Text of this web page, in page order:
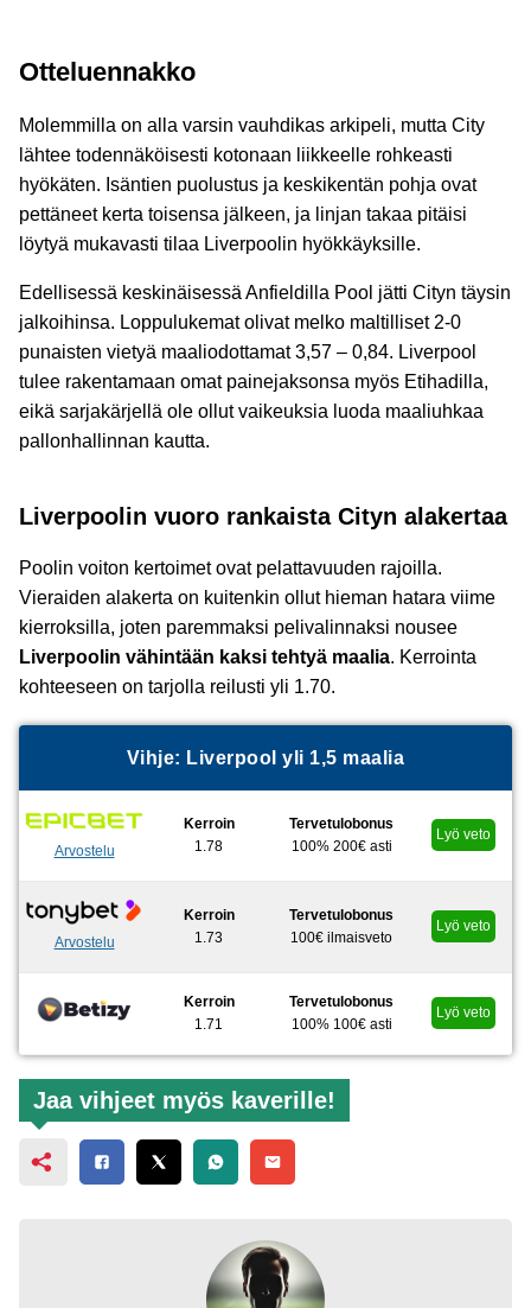
Otteluennakko
Molemmilla on alla varsin vauhdikas arkipeli, mutta City
lähtee todennäköisesti kotonaan liikkeelle rohkeasti
hyökäten. Isäntien puolustus ja keskikentän pohja ovat
pettäneet kerta toisensa jälkeen, ja linjan takaa pitäisi
löytyä mukavasti tilaa Liverpoolin hyökkäyksille.
Edellisessä keskinäisessä Anfieldilla Pool jätti Cityn täysin
jalkoihinsa. Loppulukemat olivat melko maltilliset 2-0
punaisten vietyä maaliodottamat 3,57 – 0,84. Liverpool
tulee rakentamaan omat painejaksonsa myös Etihadilla,
eikä sarjakärjellä ole ollut vaikeuksia luoda maaliuhkaa
pallonhallinnan kautta.
Liverpoolin vuoro rankaista Cityn alakertaa
Poolin voiton kertoimet ovat pelattavuuden rajoilla.
Vieraiden alakerta on kuitenkin ollut hieman hatara viime
kierroksilla, joten paremmaksi pelivalinnaksi nousee
Liverpoolin vähintään kaksi tehtyä maalia. Kerrointa
kohteeseen on tarjolla reilusti yli 1.70.
Vihje: Liverpool yli 1,5 maalia
Arvostelu
Kerroin
1.78
Tervetulobonus
100% 200€ asti
Lyö veto
Arvostelu
Kerroin
1.73
Tervetulobonus
100€ ilmaisveto
Lyö veto
Kerroin
1.71
Tervetulobonus
100% 100€ asti
Lyö veto
Jaa vihjeet myös kaverille!